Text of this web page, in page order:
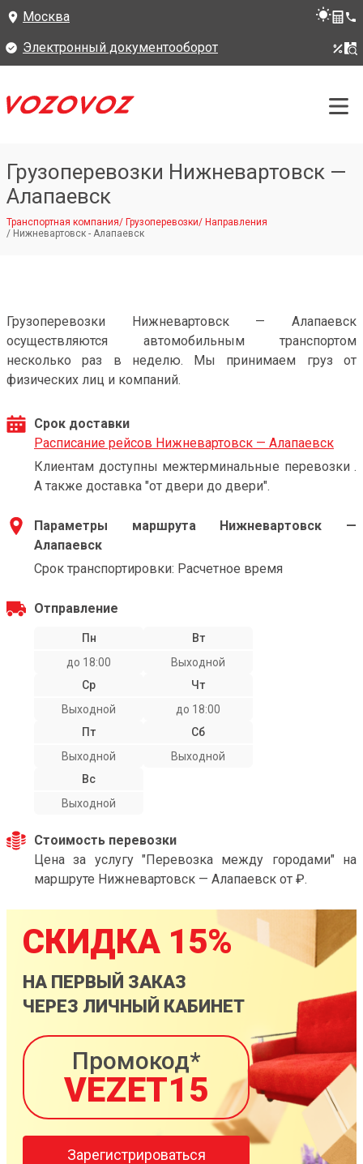
Москва
Электронный документооборот
Грузоперевозки Нижневартовск —
Алапаевск
Транспортная компания/ Грузоперевозки/ Направления
/ Нижневартовск - Алапаевск
Грузоперевозки Нижневартовск — Алапаевск
осуществляются автомобильным транспортом
несколько раз в неделю. Мы принимаем груз от
физических лиц и компаний.
Срок доставки
Расписание рейсов Нижневартовск — Алапаевск
Клиентам доступны межтерминальные перевозки .
А также доставка "от двери до двери".
Параметры маршрута Нижневартовск —
Алапаевск
Срок транспортировки: Расчетное время
Отправление
Пн
до 18:00
Вт
Выходной
Ср
Выходной
Чт
до 18:00
Пт
Выходной
Сб
Выходной
Вс
Выходной
Стоимость перевозки
Цена за услугу "Перевозка между городами" на
маршруте Нижневартовск — Алапаевск от ₽.
СКИДКА 15%
НА ПЕРВЫЙ ЗАКАЗ
ЧЕРЕЗ ЛИЧНЫЙ КАБИНЕТ
Промокод*
VEZET15
Зарегистрироваться